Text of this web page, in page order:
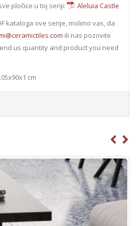
pločice u toj seriji:
Aleluia Castle
kataloga ove serije, molimo vas, da
ili nas pozovite
us quantity and product you need
cm